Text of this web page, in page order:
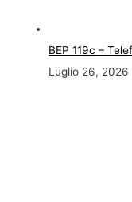
BEP 119c –
Luglio 26, 2026